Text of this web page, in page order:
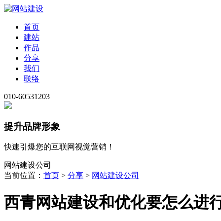
首页
建站
作品
分享
我们
联络
010-60531203
提升品牌形象
快速引爆您的互联网视觉营销！
网站建设公司
当前位置： 首页 > 分享 > 网站建设公司
西青网站建设和优化要怎么进